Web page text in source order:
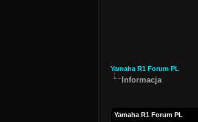
Yamaha R1 Forum PL
Informacja
Yamaha R1 Forum PL